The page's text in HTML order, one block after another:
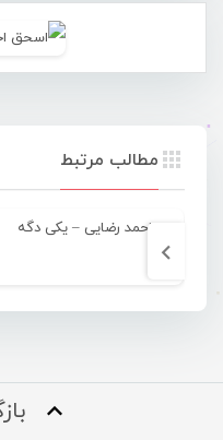
مطالب مرتبط
احمد رضایی – یکی دگه